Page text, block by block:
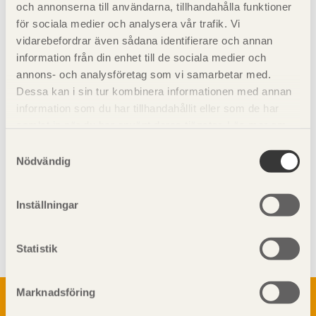
och annonserna till användarna, tillhandahålla funktioner
för sociala medier och analysera vår trafik. Vi
vidarebefordrar även sådana identifierare och annan
information från din enhet till de sociala medier och
annons- och analysföretag som vi samarbetar med.
Dessa kan i sin tur kombinera informationen med annan
information som du har tillhandahållit eller som de har
Nödvändig
Inställningar
Statistik
Marknadsföring
Se även
Konstruktiv utformning
Om trä